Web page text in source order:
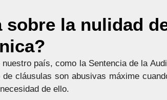
la nulidad
país, como la Sentencia de la
cláusulas son abusivas máxime
de ello.